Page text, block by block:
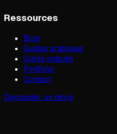
Ressources
Blog
Guides pratiques
Outils gratuits
Portfolio
Contact
Demander un devis